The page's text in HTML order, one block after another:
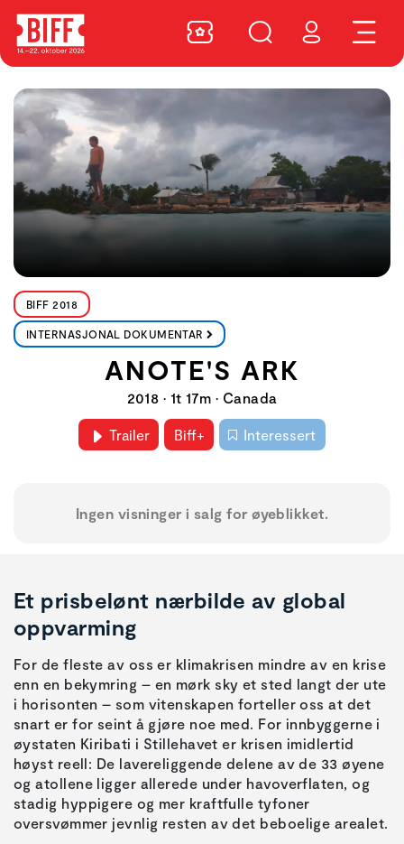
BIFF 2018
INTERNASJONAL DOKUMENTAR
ANOTE'S ARK
2018 • 1t 17m • Canada
Trailer Biff+ Interessert
Ingen visninger i salg for øyeblikket.
Et prisbelønt nærbilde av global
oppvarming
For de fleste av oss er klimakrisen mindre av en krise
enn en bekymring – en mørk sky et sted langt der ute
i horisonten – som vitenskapen forteller oss at det
snart er for seint å gjøre noe med. For innbyggerne i
øystaten Kiribati i Stillehavet er krisen imidlertid
høyst reell: De lavereliggende delene av de 33 øyene
og atollene ligger allerede under havoverflaten, og
stadig hyppigere og mer kraftfulle tyfoner
oversvømmer jevnlig resten av det beboelige arealet.